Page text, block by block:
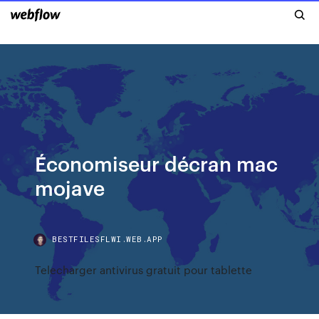
Économiseur décran mac
mojave
BESTFILESFLWI.WEB.APP
Telecharger antivirus gratuit pour tablette